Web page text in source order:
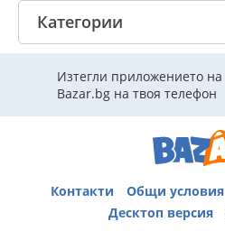
Категории
Изтегли приложението на
Bazar.bg на твоя телефон
Контакти Общи условия
Десктоп версия